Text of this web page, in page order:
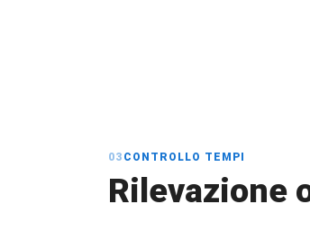
03 CONTROLLO TEMPI
Rilevazione